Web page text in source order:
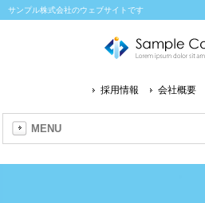
サンプル株式会社のウェブサイトです
採用情報 会社概要
MENU